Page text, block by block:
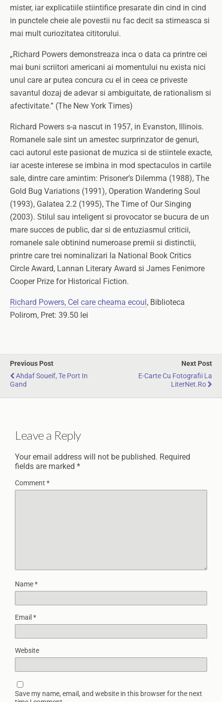
mister, iar explicatiile stiintifice presarate din cind in cind
in punctele cheie ale povestii nu fac decit sa stirneasca si
mai mult curiozitatea cititorului.
„Richard Powers demonstreaza inca o data ca printre cei
mai buni scriitori americani ai momentului nu exista nici
unul care ar putea concura cu el in ceea ce priveste
savantul dozaj de adevar si ambiguitate, de rationalism si
afectivitate.” (The New York Times)
Richard Powers s-a nascut in 1957, in Evanston, Illinois.
Romanele sale sint un amestec surprinzator de genuri,
caci autorul este pasionat de muzica si de stiintele exacte,
iar aceste interese se imbina in mod spectaculos in cartile
sale, dintre care amintim: Prisoner’s Dilemma (1988), The
Gold Bug Variations (1991), Operation Wandering Soul
(1993), Galatea 2.2 (1995), The Time of Our Singing
(2003). Stilul sau inteligent si provocator se bucura de un
mare succes de public, dar si de entuziasmul criticii,
romanele sale obtinind numeroase premii si distinctii,
printre care trei nominalizari la National Book Critics
Circle Award, Lannan Literary Award si James Fenimore
Cooper Prize for Historical Fiction.
Richard Powers, Cel care cheama ecoul, Biblioteca
Polirom, Pret: 39.50 lei
Previous Post
Ahdaf Soueif, Te Port In
Gand
Next Post
E-Carte Cu Fotografii La
LiterNet.ro
Leave a Reply
Your email address will not be published. Required
fields are marked *
Comment *
Name*
Email *
Website
Save my name, email, and website in this browser for the next